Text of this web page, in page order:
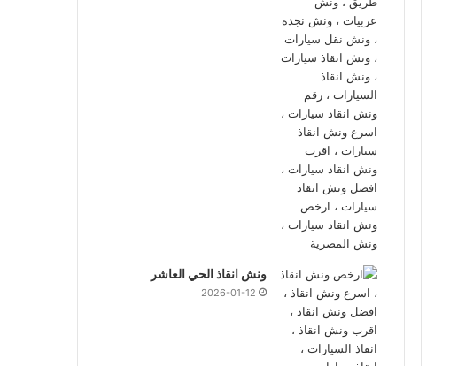
ونش انقاذ الحي العاشر
2026-01-12